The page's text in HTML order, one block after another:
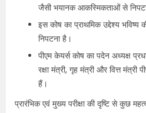
जैसी भयानक आकस्मिकताओं से
इस कोष का प्राथमिक उद्देश्य
निपटना है।
पीएम केयर्स कोष का पदेन अध्यक्ष
रक्षा मंत्री, गृह मंत्री और वित्त
हैं।
प्रारंभिक एवं मुख्य परीक्षा की दृष्टि से कुछ